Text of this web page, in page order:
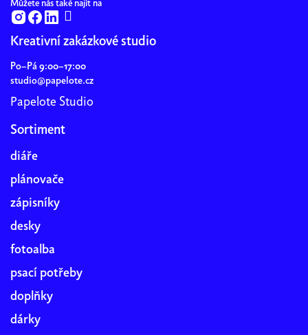
Můžete nás také najít na
Kreativní zakázkové studio
Po–Pá 9:00–17:00
studio@papelote.cz
Papelote Studio
Sortiment
diáře
plánovače
zápisníky
desky
fotoalba
psací potřeby
doplňky
dárky